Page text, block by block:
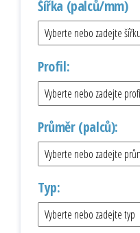
Šířka (palců/mm)
Profil:
Průměr (palců):
Typ: